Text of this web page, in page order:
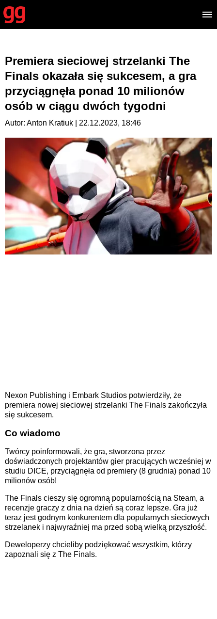
Premiera sieciowej strzelanki The
Finals okazała się sukcesem, a gra
przyciągnęła ponad 10 milionów
osób w ciągu dwóch tygodni
Autor: Anton Kratiuk | 22.12.2023, 18:46
Nexon Publishing i Embark Studios potwierdziły, że
premiera nowej sieciowej strzelanki The Finals zakończyła
się sukcesem.
Co wiadomo
Twórcy poinformowali, że gra, stworzona przez
doświadczonych projektantów gier pracujących wcześniej w
studiu DICE, przyciągnęła od premiery (8 grudnia) ponad 10
milionów osób!
The Finals cieszy się ogromną popularnością na Steam, a
recenzje graczy z dnia na dzień są coraz lepsze. Gra już
teraz jest godnym konkurentem dla popularnych sieciowych
strzelanek i najwyraźniej ma przed sobą wielką przyszłość.
Deweloperzy chcieliby podziękować wszystkim, którzy
zapoznali się z The Finals.